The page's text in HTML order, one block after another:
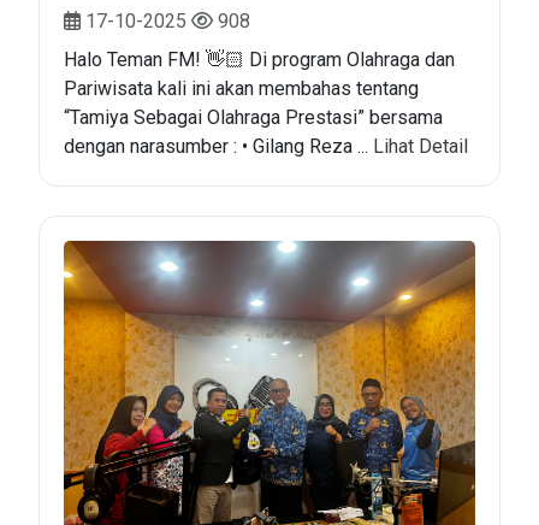
17-10-2025
908
Halo Teman FM! 👋🏻 Di program Olahraga dan
Pariwisata kali ini akan membahas tentang
“Tamiya Sebagai Olahraga Prestasi” bersama
dengan narasumber : • Gilang Reza ... Lihat Detail